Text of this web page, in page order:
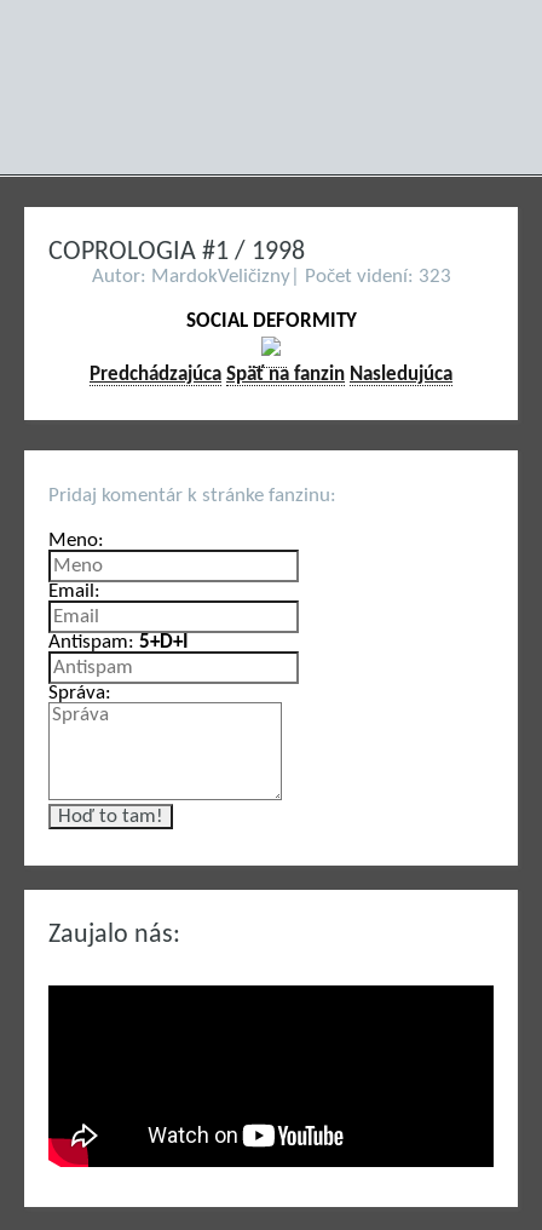
Zaujalo nás:
COPROLOGIA #1 / 1998
Autor: MardokVeličizny| Počet videní: 323
SOCIAL DEFORMITY
Predchádzajúca Späť na fanzin Nasledujúca
Pridaj komentár k stránke fanzinu:
Meno:
Email:
Antispam: 5+D+I
Správa: